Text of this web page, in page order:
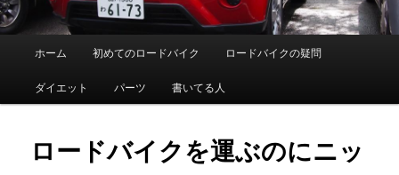
動
ン
ホーム 初めてのロードバイク ロードバイクの疑問
ダイエット パーツ 書いてる人
ロードバイクを運ぶのにニッ